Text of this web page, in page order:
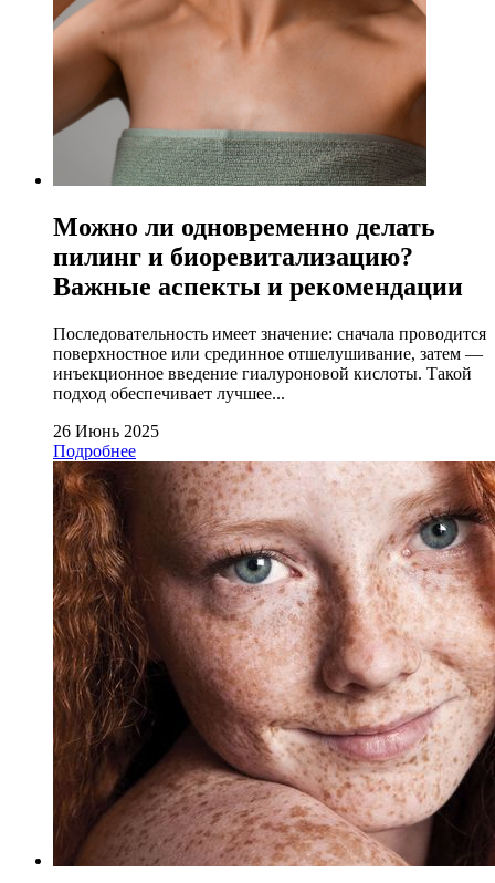
Можно ли одновременно делать
пилинг и биоревитализацию?
Важные аспекты и рекомендации
Последовательность имеет значение: сначала проводится
поверхностное или срединное отшелушивание, затем —
инъекционное введение гиалуроновой кислоты. Такой
подход обеспечивает лучшее...
26 Июнь 2025
Подробнее